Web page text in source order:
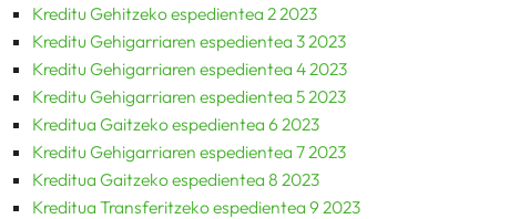
Kreditu Gehitzeko espedientea 2 2023
Kreditu Gehigarriaren espedientea 3 2023
Kreditu Gehigarriaren espedientea 4 2023
Kreditu Gehigarriaren espedientea 5 2023
Kreditua Gaitzeko espedientea 6 2023
Kreditu Gehigarriaren espedientea 7 2023
Kreditua Gaitzeko espedientea 8 2023
Kreditua Transferitzeko espedientea 9 2023